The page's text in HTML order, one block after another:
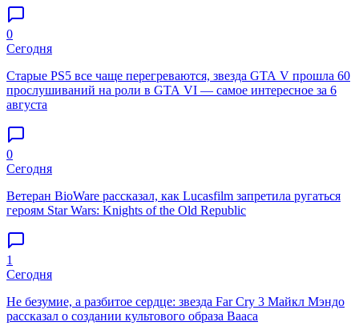
0
Сегодня
Старые PS5 все чаще перегреваются, звезда GTA V прошла 60
прослушиваний на роли в GTA VI — самое интересное за 6
августа
0
Сегодня
Ветеран BioWare рассказал, как Lucasfilm запретила ругаться
героям Star Wars: Knights of the Old Republic
1
Сегодня
Не безумие, а разбитое сердце: звезда Far Cry 3 Майкл Мэндо
рассказал о создании культового образа Вааса